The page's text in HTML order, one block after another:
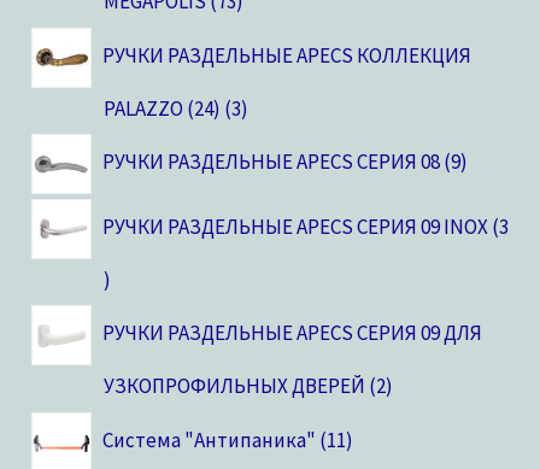
РУЧКИ РАЗДЕЛЬНЫЕ APECS КОЛЛЕКЦИЯ
PALAZZO (24) 3
РУЧКИ РАЗДЕЛЬНЫЕ APECS СЕРИЯ 08 9
РУЧКИ РАЗДЕЛЬНЫЕ APECS СЕРИЯ 09 INOX 3
РУЧКИ РАЗДЕЛЬНЫЕ APECS СЕРИЯ 09 ДЛЯ
УЗКОПРОФИЛЬНЫХ ДВЕРЕЙ 2
Система "Антипаника" 11